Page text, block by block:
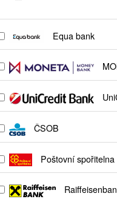
Equa bank
ČSOB
Poštovní spořitelna